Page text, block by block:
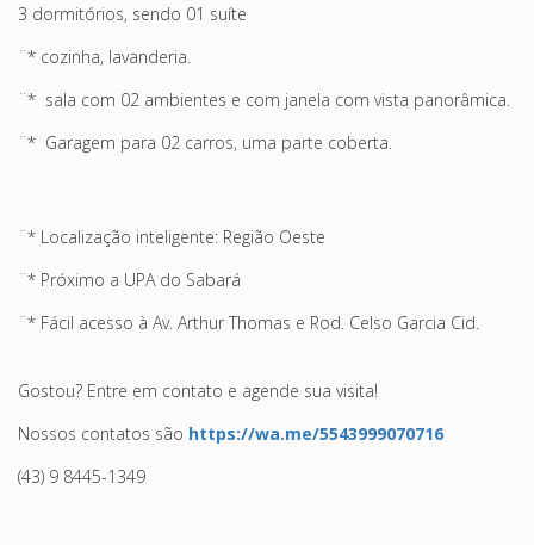
3 dormitórios, sendo 01 suíte
¨* cozinha, lavanderia.
¨* sala com 02 ambientes e com janela com vista panorâmica.
¨* Garagem para 02 carros, uma parte coberta.
¨* Localização inteligente: Região Oeste
¨* Próximo a UPA do Sabará
¨* Fácil acesso à Av. Arthur Thomas e Rod. Celso Garcia Cid.
Gostou? Entre em contato e agende sua visita!
Nossos contatos são https://wa.me/5543999070716
(43) 9 8445-1349